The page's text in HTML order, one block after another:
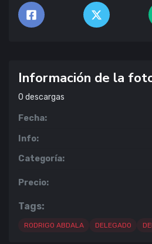
Información de la
0 descargas
Fecha:
Info:
Categoría:
Precio:
Tags:
RODRIGO ABDALA DELEGADO